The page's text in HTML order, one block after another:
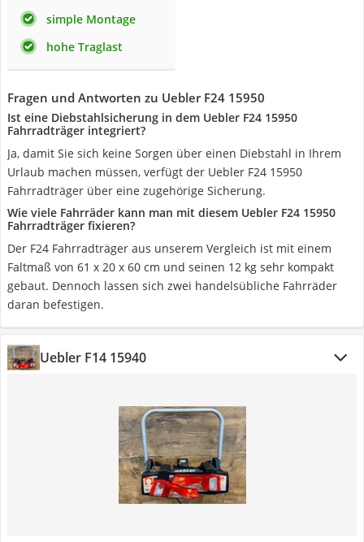
simple Montage
hohe Traglast
Fragen und Antworten zu Uebler F24 15950
Ist eine Diebstahlsicherung in dem Uebler F24 15950
Fahrradträger integriert?
Ja, damit Sie sich keine Sorgen über einen Diebstahl in Ihrem
Urlaub machen müssen, verfügt der Uebler F24 15950
Fahrradträger über eine zugehörige Sicherung.
Wie viele Fahrräder kann man mit diesem Uebler F24 15950
Fahrradträger fixieren?
Der F24 Fahrradträger aus unserem Vergleich ist mit einem
Faltmaß von 61 x 20 x 60 cm und seinen 12 kg sehr kompakt
gebaut. Dennoch lassen sich zwei handelsübliche Fahrräder
daran befestigen.
Uebler F14 15940